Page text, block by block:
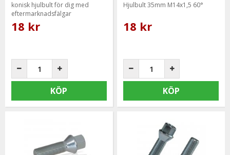
konisk hjulbult för dig med
eftermarknadsfälgar
18 kr
KÖP
Hjulbult 35mm M14x1,5 60°
18 kr
KÖP